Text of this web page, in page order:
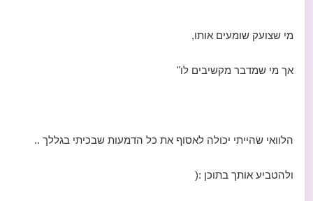
מי שצועק שומעים אותו,
אך מי שמדבר מקשיבים לו"
הלוואי שהייתי יכולה לאסוף את כל הדמעות שבכיתי בגללך ..
ולהטביע אותך בתוכן :(